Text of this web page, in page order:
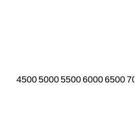
450050005500 6000 6500